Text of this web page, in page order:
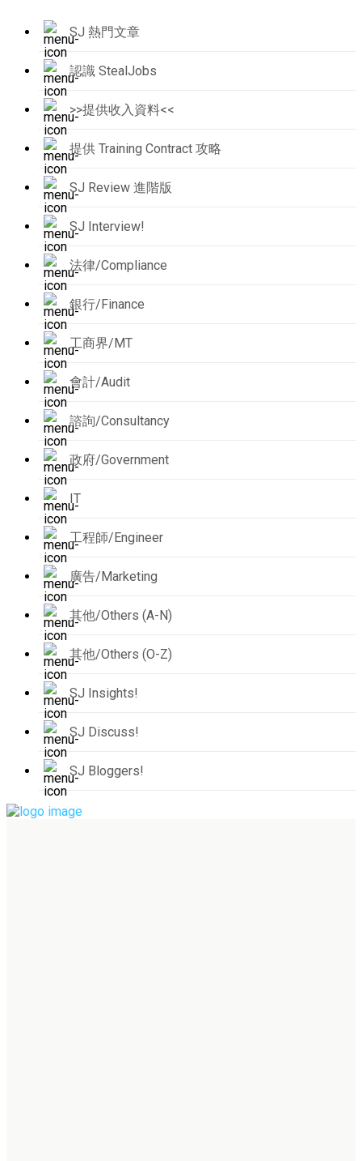
SJ 熱門文章
認識 StealJobs
>>提供收入資料<<
提供 Training Contract 攻略
SJ Review 進階版
SJ Interview!
法律/Compliance
銀行/Finance
工商界/MT
會計/Audit
諮詢/Consultancy
政府/Government
IT
工程師/Engineer
廣告/Marketing
其他/Others (A-N)
其他/Others (O-Z)
SJ Insights!
SJ Discuss!
SJ Bloggers!